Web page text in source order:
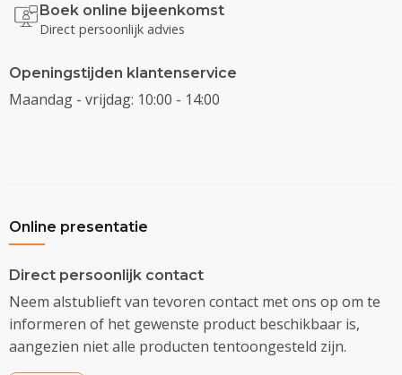
Boek online bijeenkomst
Direct persoonlijk advies
Openingstijden klantenservice
Maandag - vrijdag: 10:00 - 14:00
Online presentatie
Direct persoonlijk contact
Neem alstublieft van tevoren contact met ons op om te
informeren of het gewenste product beschikbaar is,
aangezien niet alle producten tentoongesteld zijn.